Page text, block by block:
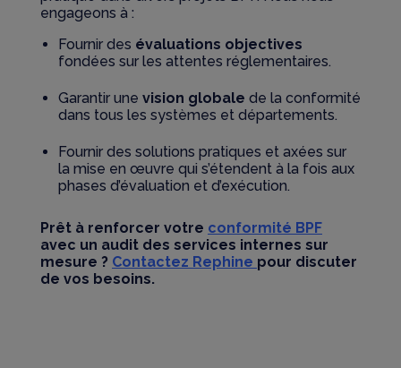
engageons à :
Fournir des évaluations objectives
fondées sur les attentes réglementaires.
Garantir une vision globale de la conformité
dans tous les systèmes et départements.
Fournir des solutions pratiques et axées sur
la mise en œuvre qui s’étendent à la fois aux
phases d’évaluation et d’exécution.
Prêt à renforcer votre conformité BPF
avec un audit des services internes sur
mesure ? Contactez Rephine pour discuter
de vos besoins.